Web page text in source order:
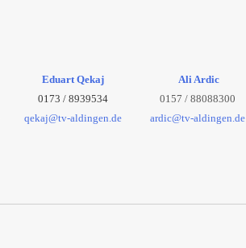
Eduart Qekaj
0173 / 8939534
qekaj@tv-aldingen.de
Ali Ardic
0157 / 88088300
ardic@tv-aldingen.de